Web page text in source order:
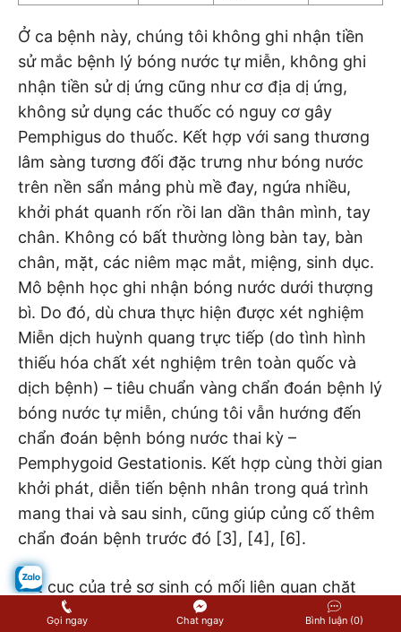
Ở ca bệnh này, chúng tôi không ghi nhận tiền
sử mắc bệnh lý bóng nước tự miễn, không ghi
nhận tiền sử dị ứng cũng như cơ địa dị ứng,
không sử dụng các thuốc có nguy cơ gây
Pemphigus do thuốc. Kết hợp với sang thương
lâm sàng tương đối đặc trưng như bóng nước
trên nền sẩn mảng phù mề đay, ngứa nhiều,
khởi phát quanh rốn rồi lan dần thân mình, tay
chân. Không có bất thường lòng bàn tay, bàn
chân, mặt, các niêm mạc mắt, miệng, sinh dục.
Mô bệnh học ghi nhận bóng nước dưới thượng
bì. Do đó, dù chưa thực hiện được xét nghiệm
Miễn dịch huỳnh quang trực tiếp (do tình hình
thiếu hóa chất xét nghiệm trên toàn quốc và
dịch bệnh) – tiêu chuẩn vàng chẩn đoán bệnh lý
bóng nước tự miễn, chúng tôi vẫn hướng đến
chẩn đoán bệnh bóng nước thai kỳ –
Pemphygoid Gestationis. Kết hợp cùng thời gian
khởi phát, diễn tiến bệnh nhân trong quá trình
mang thai và sau sinh, cũng giúp củng cố thêm
chẩn đoán bệnh trước đó [3], [4], [6].
Kết cục của trẻ sơ sinh có mối liên quan chặt
chẽ với sức khỏe tổng quát cũng như các các
Gọi ngay Chat ngay Bình luận (0)